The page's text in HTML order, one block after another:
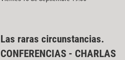
Las raras circunstancias.
CONFERENCIAS - CHARLAS